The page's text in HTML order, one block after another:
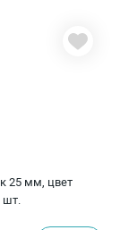
25 мм, цвет
шт.